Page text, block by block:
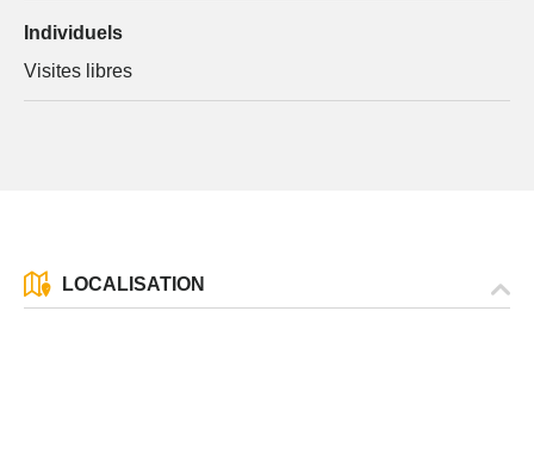
Individuels
Visites libres
LOCALISATION